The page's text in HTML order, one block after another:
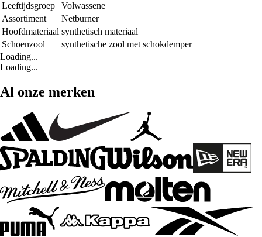
Leeftijdsgroep
Volwassene
Assortiment
Netburner
Hoofdmateriaal synthetisch materiaal
Schoenzool
synthetische zool met schokdemper
Loading...
Loading...
Al onze merken